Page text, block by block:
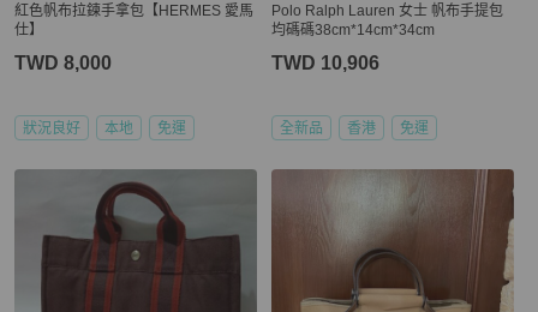
紅色帆布拉鍊手拿包【HERMES 愛馬
仕】
TWD 8,000
狀況良好 本地 免運
Polo Ralph Lauren 女士 帆布手提包
均碼碼38cm*14cm*34cm
TWD 10,906
全新品 香港 免運